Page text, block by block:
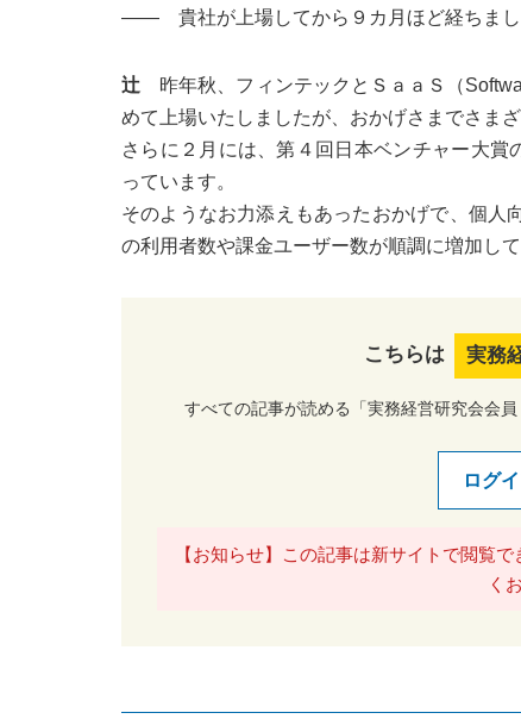
―― 貴社が上場してから９カ月ほど経ちまし
辻 昨年秋、フィンテックとＳａａＳ（
めて上場いたしましたが、おかげさまでさま
さらに２月には、第４回日本ベンチャー大
っています。
そのようなお力添えもあったおかげで、個人
の利用者数や課金ユーザー数が順調に増加して
こちらは 実務
すべての記事が読める「実務経営研究会会
ログ
【お知らせ】この記事は新サイトで閲覧
く